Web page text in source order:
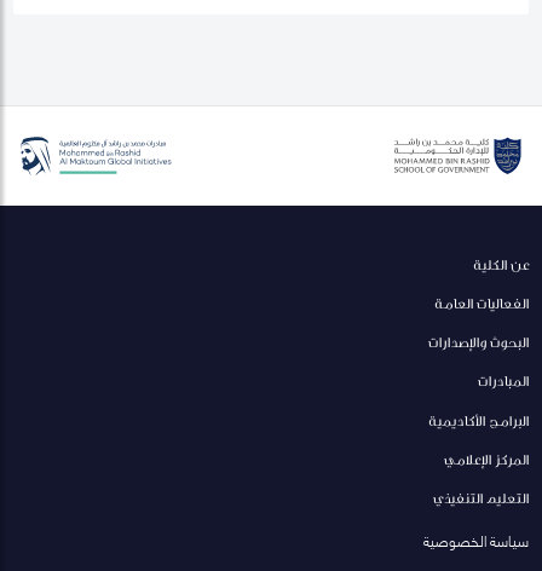
عن الكلية
الفعاليات العامة
البحوث والإصدارات
المبادرات
البرامج الأكاديمية
المركز الإعلامي
التعليم التنفيذي
سياسة الخصوصية